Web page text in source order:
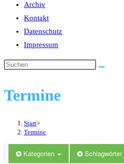
Archiv
Kontakt
Datenschutz
Impressum
Termine
Start>
Termine
Kategorien Schlagwörter